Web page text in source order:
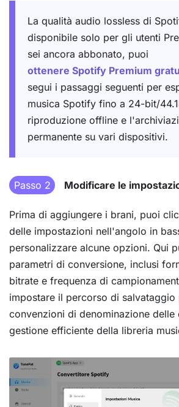
La qualità audio lossless di
disponibile solo per gli utenti
sei ancora abbonato, puoi
ottenere Spotify Premium
segui i passaggi seguenti per
musica Spotify fino a 24-bit/
riproduzione offline e
permanente su vari dispositivi.
Passo 2 Modificare le
Prima di aggiungere i brani, puoi
delle impostazioni nell'angolo in
personalizzare alcune opzioni. Qui
parametri di conversione, inclusi
bitrate e frequenza di
impostare il percorso di
convenzioni di denominazione delle
gestione efficiente della libreria